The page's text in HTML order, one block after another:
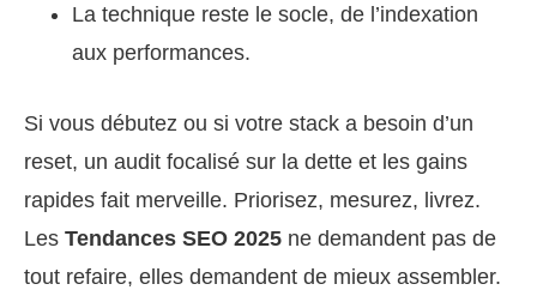
La technique reste le socle, de l’indexation
aux performances.
Si vous débutez ou si votre stack a besoin d’un
reset, un audit focalisé sur la dette et les gains
rapides fait merveille. Priorisez, mesurez, livrez.
Les Tendances SEO 2025 ne demandent pas de
tout refaire, elles demandent de mieux assembler.